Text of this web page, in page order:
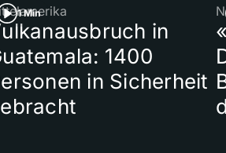
1 Min
in
1400
in Sicherheit